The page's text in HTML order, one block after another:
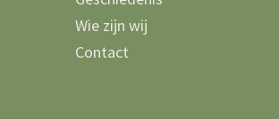
Wie zijn wij
Contact